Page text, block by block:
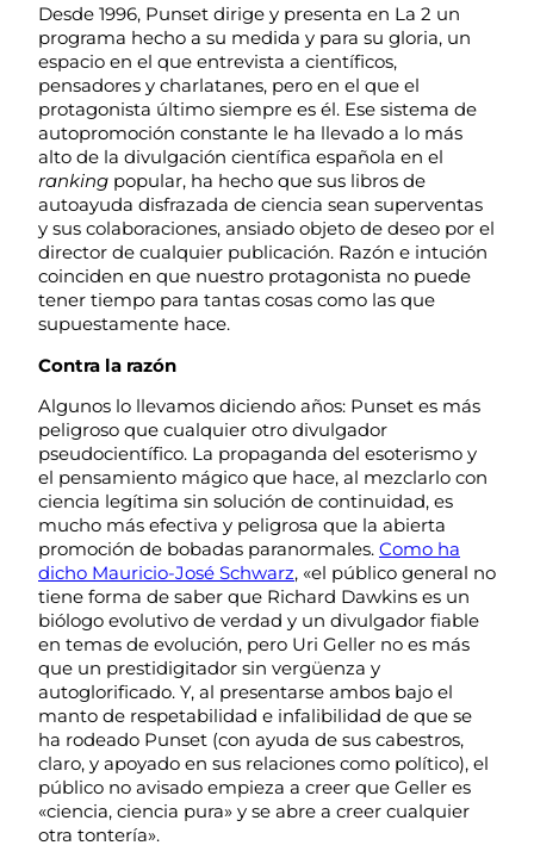
Desde 1996, Punset dirige y presenta en La 2 un
programa hecho a su medida y para su gloria, un
espacio en el que entrevista a científicos,
pensadores y charlatanes, pero en el que el
protagonista último siempre es él. Ese sistema de
autopromoción constante le ha llevado a lo más
alto de la divulgación científica española en el
ranking popular, ha hecho que sus libros de
autoayuda disfrazada de ciencia sean superventas
y sus colaboraciones, ansiado objeto de deseo por el
director de cualquier publicación. Razón e intución
coinciden en que nuestro protagonista no puede
tener tiempo para tantas cosas como las que
supuestamente hace.
Contra la razón
Algunos lo llevamos diciendo años: Punset es más
peligroso que cualquier otro divulgador
pseudocientífico. La propaganda del esoterismo y
el pensamiento mágico que hace, al mezclarlo con
ciencia legítima sin solución de continuidad, es
mucho más efectiva y peligrosa que la abierta
promoción de bobadas paranormales. Como ha
dicho Mauricio-José Schwarz, «el público general no
tiene forma de saber que Richard Dawkins es un
biólogo evolutivo de verdad y un divulgador fiable
en temas de evolución, pero Uri Geller no es más
que un prestidigitador sin vergüenza y
autoglorificado. Y, al presentarse ambos bajo el
manto de respetabilidad e infalibilidad de que se
ha rodeado Punset (con ayuda de sus cabestros,
claro, y apoyado en sus relaciones como político), el
público no avisado empieza a creer que Geller es
«ciencia, ciencia pura» y se abre a creer cualquier
otra tontería».